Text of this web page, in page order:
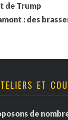
de Trump
: des
ET
de